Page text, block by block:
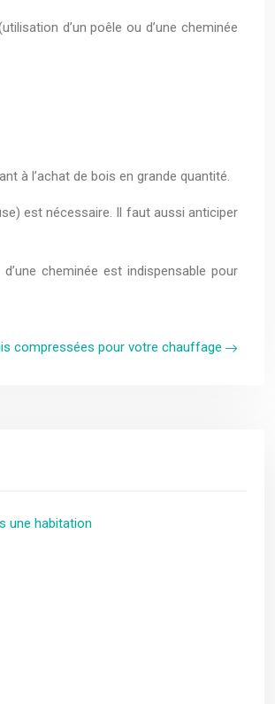
d’un poêle ou d’une cheminée
à l’achat de bois en grande quantité.
est nécessaire. Il faut aussi anticiper
cheminée est indispensable pour
compressées pour votre chauffage
une habitation